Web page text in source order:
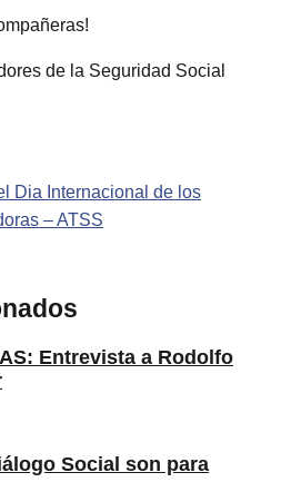
de la Seguridad Social
Dia Internacional de los
– ATSS
Entrevista a Rodolfo
Social son para